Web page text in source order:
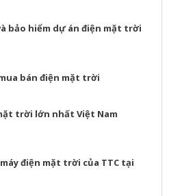
bảo hiểm dự án điện mặt trời
bán điện mặt trời
trời lớn nhất Việt Nam
điện mặt trời của TTC tại